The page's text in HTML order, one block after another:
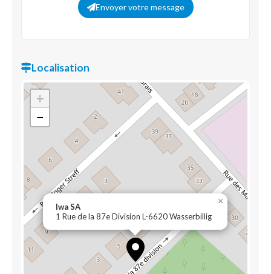
Envoyer votre message
Localisation
Iwa SA
1 Rue de la 87e Division L-6620 Wasserbillig
×
+
−